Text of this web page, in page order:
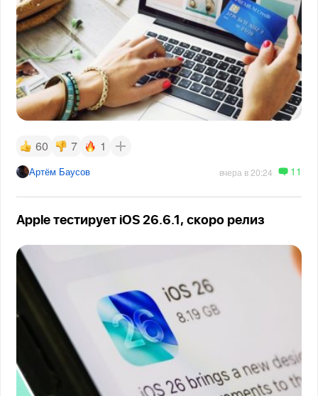
60 7 1
Артём Баусов вчера в 20:24 11
Apple тестирует iOS 26.6.1, скоро релиз